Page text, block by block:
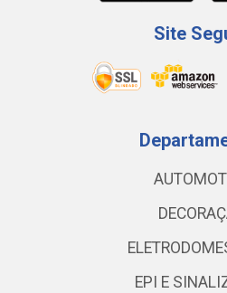
Site
EPI E